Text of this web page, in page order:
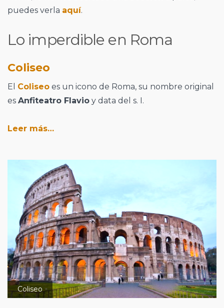
puedes verla aquí.
Lo imperdible en Roma
Coliseo
El Coliseo es un icono de Roma, su nombre original
es Anfiteatro Flavio y data del s. I.
Leer más…
Coliseo